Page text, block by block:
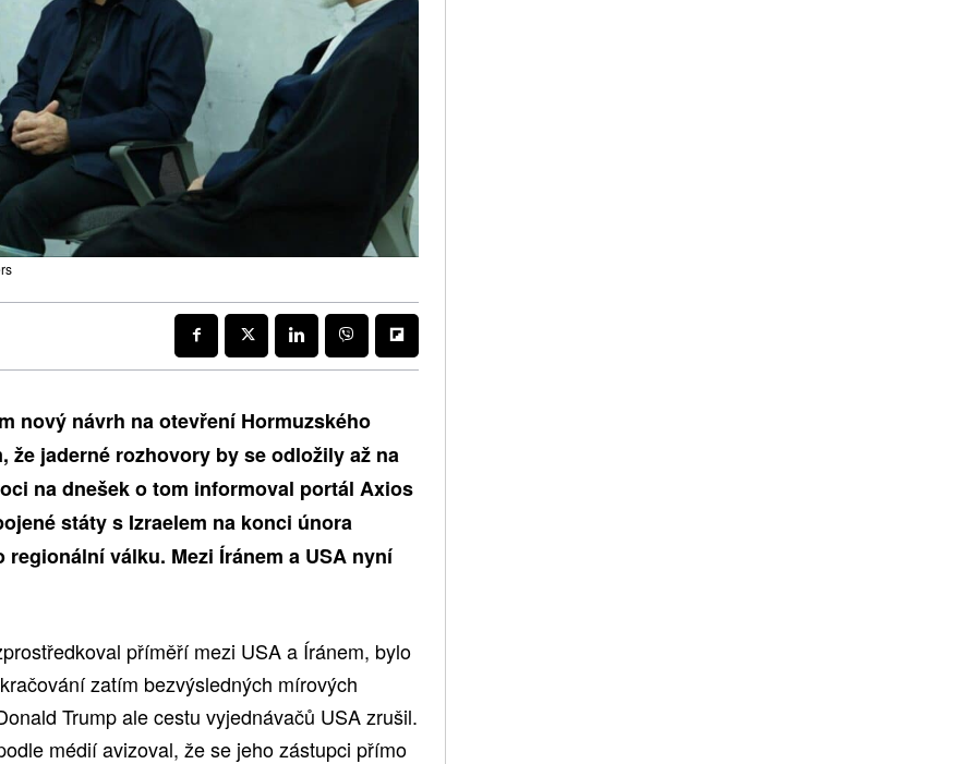
nový návrh na otevření Hormuzského
jaderné rozhovory by se odložily až na
na dnešek o tom informoval portál Axios
státy s Izraelem na konci února
válku. Mezi Íránem a USA nyní
příměří mezi USA a Íránem, bylo
zatím bezvýsledných mírových
Trump ale cestu vyjednávačů USA zrušil.
médií avizoval, že se jeho zástupci přímo